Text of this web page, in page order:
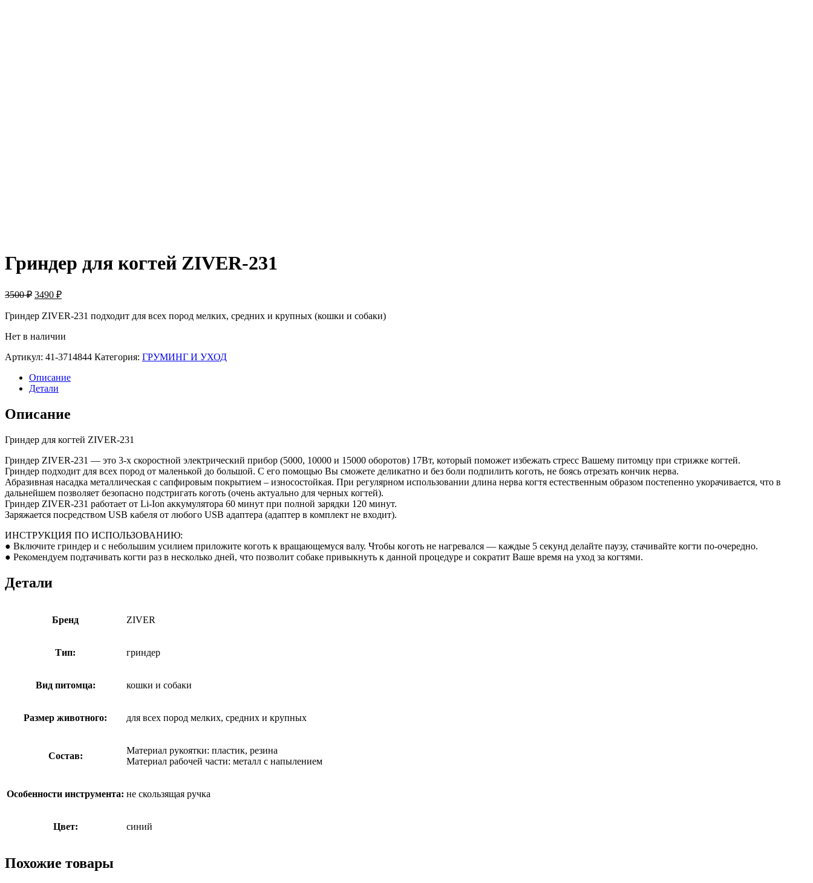
Гриндер для когтей ZIVER-231
3500₽ Первоначальная
составляла
3490 ₽Текущая
3490 ₽.
Гриндер ZIVER-231 подходит для всех пород мелких, средних и крупных (кошки и собаки)
Нет в наличии
Артикул: 41-3714844 Категория: ГРУМИНГ И УХОД
Описание
Детали
Описание
Гриндер для когтей ZIVER-231
Гриндер ZIVER-231 — это 3-х скоростной электрический прибор (5000, 10000 и 15000 оборотов) 17Вт, который поможет избежать стресс Вашему питомцу при стрижке когтей.
Гриндер подходит для всех пород от маленькой до большой. С его помощью Вы сможете деликатно и без боли подпилить коготь, не боясь отрезать кончик нерва.
Абразивная насадка металлическая с сапфировым покрытием – износостойкая. При регулярном использовании длина нерва когтя естественным образом постепенно укорачивается, что в
дальнейшем позволяет безопасно подстригать коготь (очень актуально для черных когтей).
Гриндер ZIVER-231 работает от Li-Ion аккумулятора 60 минут при полной зарядки 120 минут.
Заряжается посредством USB кабеля от любого USB адаптера (адаптер в комплект не входит).
ИНСТРУКЦИЯ ПО ИСПОЛЬЗОВАНИЮ:
● Включите гриндер и с небольшим усилием приложите коготь к вращающемуся валу. Чтобы коготь не нагревался — каждые 5 секунд делайте паузу, стачивайте когти по-очередно.
● Рекомендуем подтачивать когти раз в несколько дней, что позволит собаке привыкнуть к данной процедуре и сократит Ваше время на уход за когтями.
Детали
Бренд ZIVER
Тип: гриндер
Вид питомца: кошки и собаки
Размер животного: для всех пород мелких, средних и крупных
Состав:
Материал рукоятки: пластик, резина
Материал рабочей части: металл с напылением
Особенности инструмента: не скользящая ручка
Цвет: синий
Похожие товары